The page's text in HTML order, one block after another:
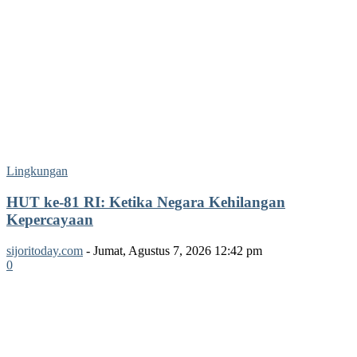
Lingkungan
HUT ke-81 RI: Ketika Negara Kehilangan
Kepercayaan
sijoritoday.com - Jumat, Agustus 7, 2026 12:42 pm
0